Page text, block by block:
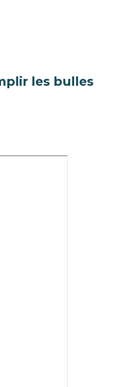
les bulles